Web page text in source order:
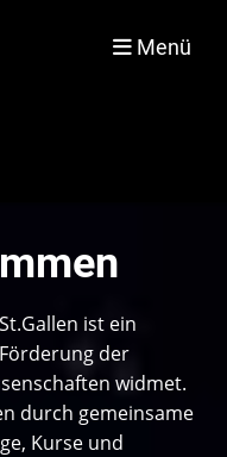
Menü
ist ein
der
widmet.
durch gemeinsame
Kurse und